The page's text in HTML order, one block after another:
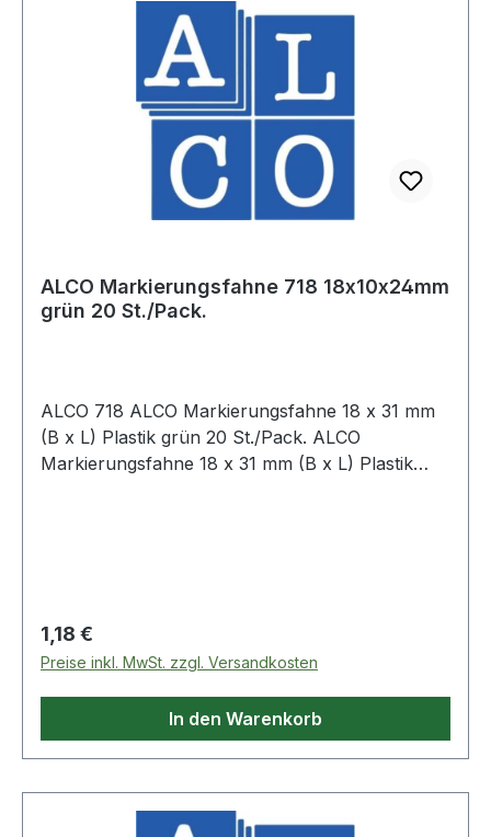
ALCO Markierungsfahne 718 18x10x24mm
grün 20 St./Pack.
ALCO 718 ALCO Markierungsfahne 18 x 31 mm
(B x L) Plastik grün 20 St./Pack. ALCO
Markierungsfahne 18 x 31 mm (B x L) Plastik
Regulärer Preis:
1,18 €
Preise inkl. MwSt. zzgl. Versandkosten
In den Warenkorb